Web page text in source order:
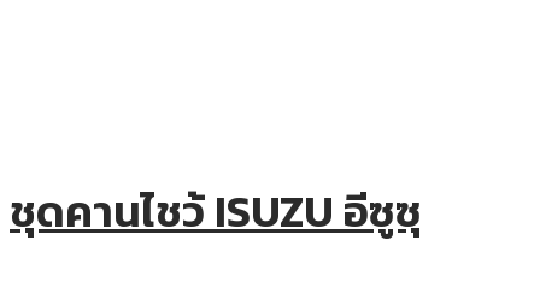
ชุดคานไชว้ ISUZU อีซูซุ